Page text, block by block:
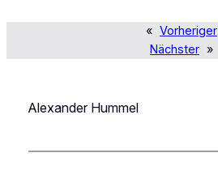
« Vorheriger
Nächster »
Alexander Hummel